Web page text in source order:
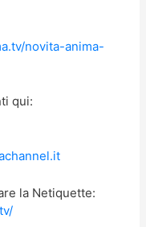
novita-anima-
qui:
la Netiquette: